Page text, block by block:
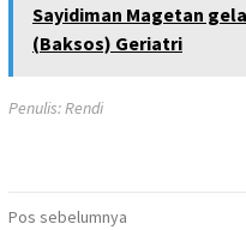
Sayidiman Magetan
(Baksos) Geriatri
Penulis: Rendi
Navigasi
Pos sebelumnya